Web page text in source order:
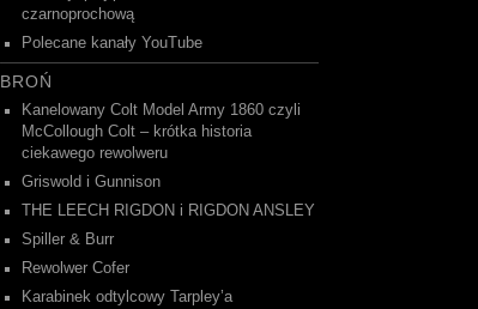
czarnoprochową
Polecane kanały YouTube
BROŃ
Kanelowany Colt Model Army 1860 czyli
McCollough Colt – krótka historia
ciekawego rewolweru
Griswold i Gunnison
THE LEECH RIGDON i RIGDON ANSLEY
Spiller & Burr
Rewolwer Cofer
Karabinek odtylcowy Tarpley’a